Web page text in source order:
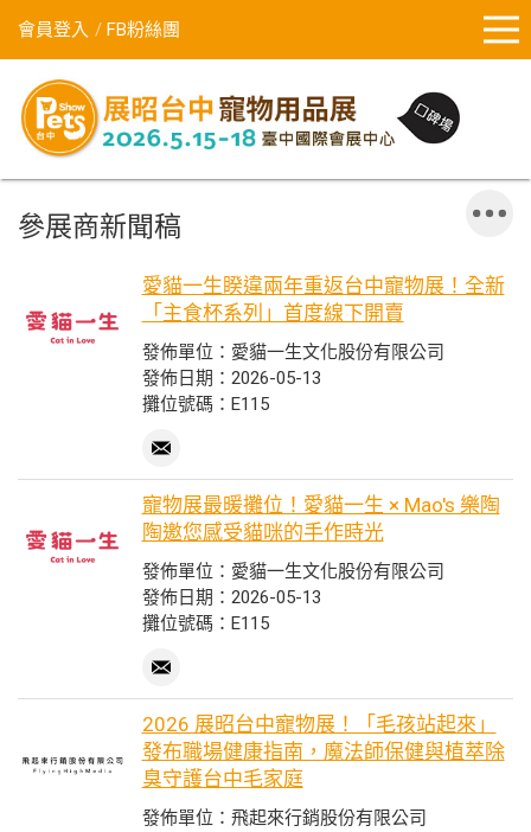
會員登入 FB粉絲團
參展商新聞稿
愛貓一生睽違兩年重返台中寵物展！全新
「主食杯系列」首度線下開賣
發佈單位：愛貓一生文化股份有限公司
發佈日期：2026-05-13
攤位號碼：E115
寵物展最暖攤位！愛貓一生 × Mao's 樂陶
陶邀您感受貓咪的手作時光
發佈單位：愛貓一生文化股份有限公司
發佈日期：2026-05-13
攤位號碼：E115
2026 展昭台中寵物展！「毛孩站起來」
發布職場健康指南，魔法師保健與植萃除
臭守護台中毛家庭
發佈單位：飛起來行銷股份有限公司